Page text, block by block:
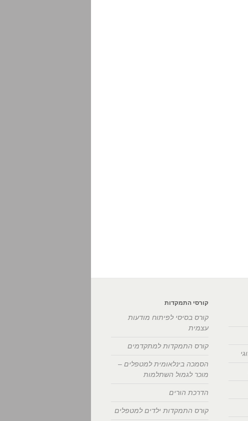
קורסי התמקדות
קורס בסיסי לפיתוח מודעות
עצמית
קורס התמקדות למתקדמים
הסמכה בינלאומית למטפלים –
מוכר לגמול השתלמות
הדרכת הורים
קורס התמקדות ילדים למטפלים